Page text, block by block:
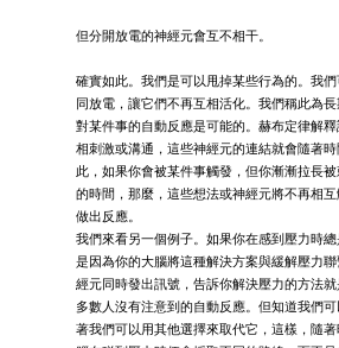
但分開放電的神經元會互不相干。
確實如此。我們是可以甩掉某些行為的。我
同放電，讓它們不再互相活化。我們稱此為
對某件事的自動反應是可能的。赫布定律解
相刺激或溝通，這些神經元的連結就會隨著
此，如果你會被某件事觸發，但你漸漸拉長
的時間，那麼，這些想法或神經元將不再相
做出反應。
我們來看另一個例子。如果你在感到壓力時
是因為你的大腦將這種解決方案與緩解壓力
經元同時發出訊號，告訴你解決壓力的方法
多數人沒有注意到的自動反應。但知道我們
著我們可以用其他選擇來取代它，這樣，隨